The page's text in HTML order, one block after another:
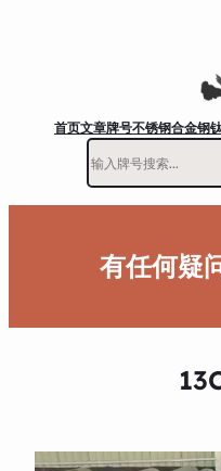
首页文章牌号不锈钢合金钢
有任何疑